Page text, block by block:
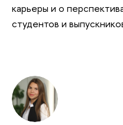
карьеры и о
студентов и